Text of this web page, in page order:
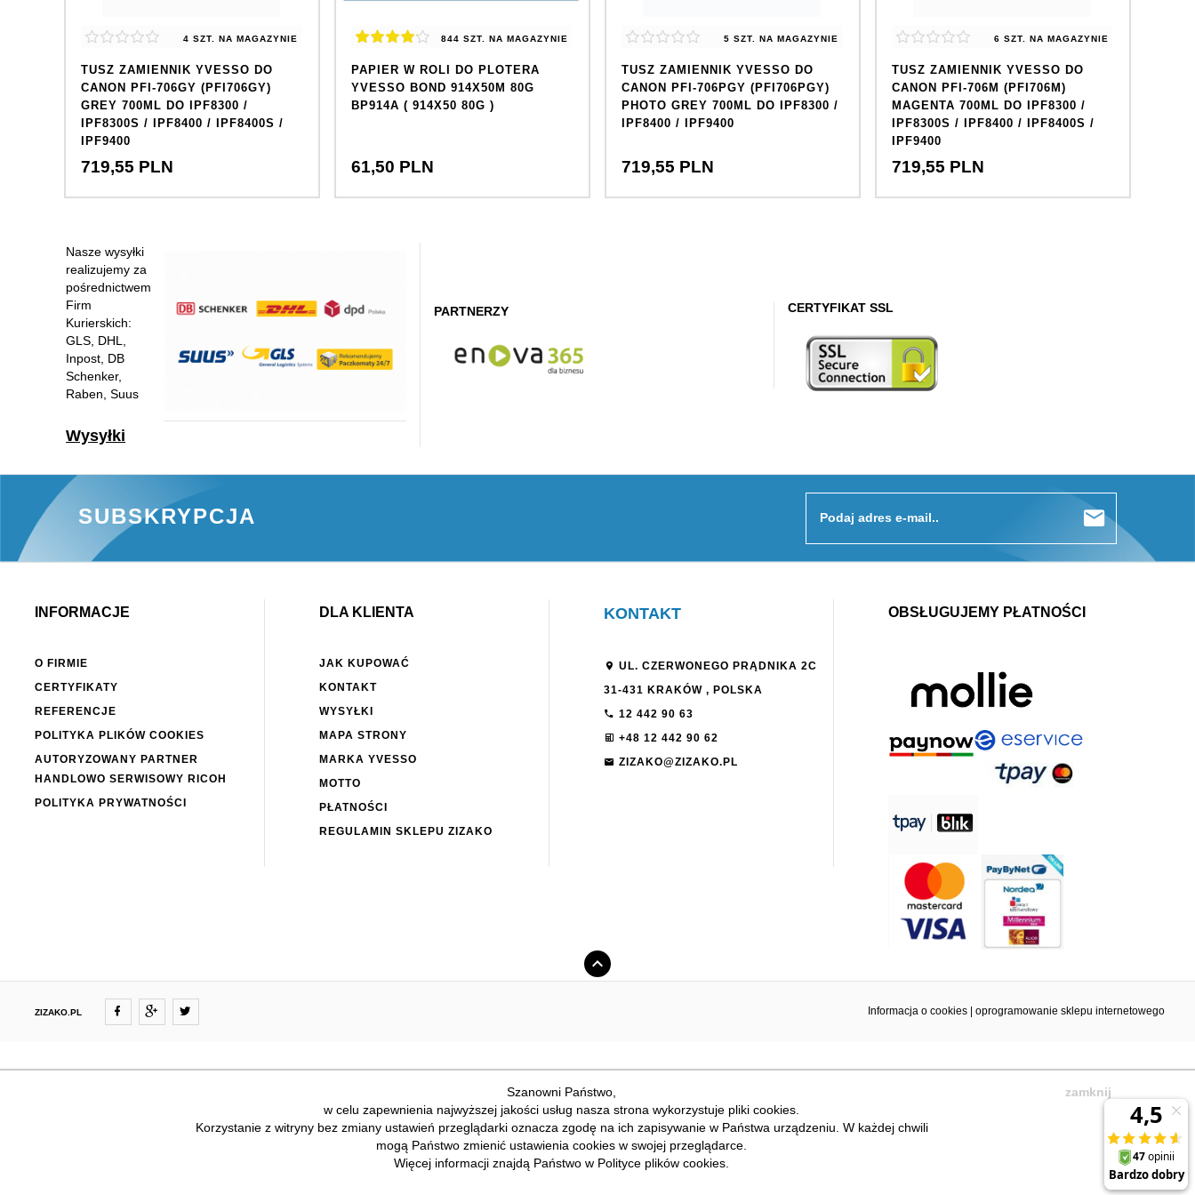
4 SZT. NA MAGAZYNIE
TUSZ ZAMIENNIK YVESSO DO
CANON PFI-706GY (PFI706GY)
GREY 700ML DO IPF8300 /
IPF8300S / IPF8400 / IPF8400S /
IPF9400
719,55 PLN
844 SZT. NA MAGAZYNIE
PAPIER W ROLI DO PLOTERA
YVESSO BOND 914X50M 80G
BP914A ( 914X50 80G )
61,50 PLN
5 SZT. NA MAGAZYNIE
TUSZ ZAMIENNIK YVESSO DO
CANON PFI-706PGY (PFI706PGY)
PHOTO GREY 700ML DO IPF8300 /
IPF8400 / IPF9400
719,55 PLN
6 SZT. NA MAGAZYNIE
TUSZ ZAMIENNIK YVESSO DO
CANON PFI-706M (PFI706M)
MAGENTA 700ML DO IPF8300 /
IPF8300S / IPF8400 / IPF8400S /
IPF9400
719,55 PLN
PAPIER W ROLI DO PLOTERA
YVESSO BOND 297X50M 80G
BP297A ( 297X50 80G )
3329.00 PLN
Nasze wysyłki
realizujemy za
pośrednictwem
Firm
Kurierskich:
GLS, DHL,
Inpost, DB
Schenker,
Raben, Suus
Wysyłki
PARTNERZY CERTYFIKAT SSL
SUBSKRYPCJA Podaj adres e-mail..
INFORMACJE
O FIRMIE
CERTYFIKATY
REFERENCJE
POLITYKA PLIKÓW COOKIES
AUTORYZOWANY PARTNER
HANDLOWO SERWISOWY RICOH
POLITYKA PRYWATNOŚCI
DLA KLIENTA
JAK KUPOWAĆ
KONTAKT
WYSYŁKI
MAPA STRONY
MARKA YVESSO
MOTTO
PŁATNOŚCI
REGULAMIN SKLEPU ZIZAKO
KONTAKT
UL. CZERWONEGO PRĄDNIKA 2C
31-431 KRAKÓW , POLSKA
12 442 90 63
+48 12 442 90 62
ZIZAKO@ZIZAKO.PL
OBSŁUGUJEMY PŁATNOŚCI
ZIZAKO.PL Informacja o cookies| oprogramowanie sklepu internetowego
Szanowni Państwo,
w celu zapewnienia najwyższej jakości usług nasza strona wykorzystuje pliki cookies.
Korzystanie z witryny bez zmiany ustawień przeglądarki oznacza zgodę na ich zapisywanie w Państwa urządzeniu. W każdej chwili
mogą Państwo zmienić ustawienia cookies w swojej przeglądarce.
Więcej informacji znajdą Państwo w Polityce plików cookies.
zamknij